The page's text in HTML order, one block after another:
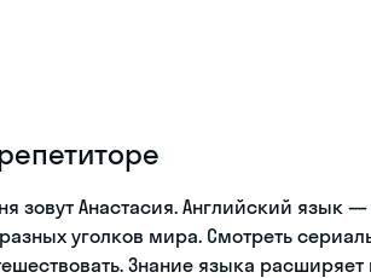
зовут Анастасия. Английский язык
уголков мира. Смотреть
Знание языка